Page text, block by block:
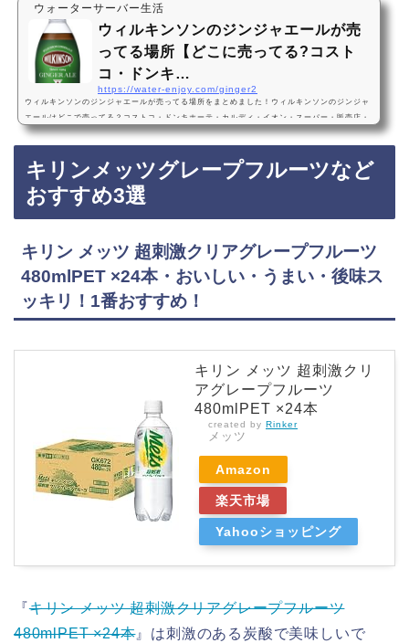
ウォーターサーバー生活
ウィルキンソンのジンジャエールが売
ってる場所【どこに売ってる?コスト
コ・ドンキ…
https://water-enjoy.com/ginger2
ウィルキンソンのジンジャエールが売ってる場所をまとめました！ウィルキンソンのジンジャ
エールはどこで売ってる？コストコ・ドンキホーテ・カルディ・イオン・スーパー・販売店・
どこで買える・Amazon・辛口・辛い・コンビニでは売ってない？ウィルキンソンのジンジャ
売ってない店もあるので（コンビニでは見かけませんね）、Amazonなどインターネットサイ
トでウィルキンソンのジンジャエールを買うのも確実でおすすめです！ウィルキンソンの…
キリンメッツグレープフルーツなど
おすすめ3選
キリン メッツ 超刺激クリアグレープフルーツ
480mlPET ×24本・おいしい・うまい・後味ス
ッキリ！1番おすすめ！
キリン メッツ 超刺激クリ
アグレープフルーツ
480mlPET ×24本
created by Rinker
メッツ
Amazon
楽天市場
Yahooショッピング
『キリン メッツ 超刺激クリアグレープフルーツ
480mlPET ×24本』は刺激のある炭酸で美味しいで